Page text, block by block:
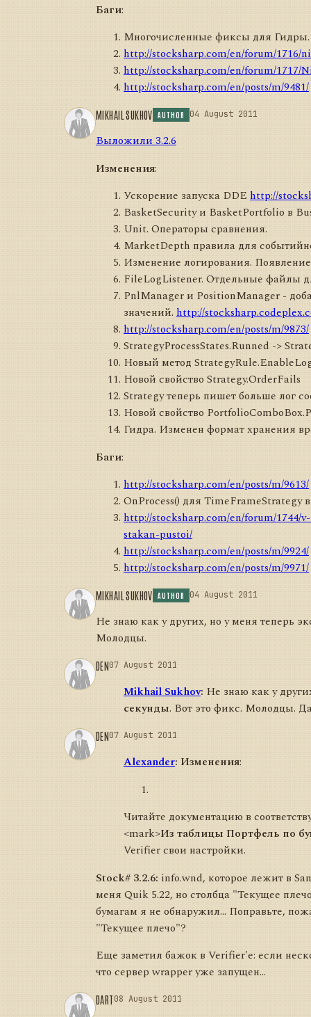
Баги:
Многочисленные фиксы для Гидры.
http://stocksharp.com/en/forum/1716/
http://stocksharp.com/en/forum/
http://stocksharp.com/en/posts/m/9481/
MIKHAIL SUKHOV AUTHOR 04 August 2011
Выложили 3.2.6
Изменения:
Ускорение запуска DDE http://
BasketSecurity и BasketPortfolio в
Unit. Операторы сравнения.
MarketDepth правила для
Изменение логирования.
FileLogListener. Отдельные файлы
PnlManager и PositionManager -
значений. http://
http://stocksharp.com/en/posts/m/9873/
StrategyProcessStates.Runned ->
Новый метод
Новой свойство Strategy.OrderFails
Strategy теперь пишет больше лог
Новой свойство
Гидра. Изменен формат хранения
Баги:
http://stocksharp.com/en/posts/m/9613/
OnProcess() для TimeFrameStrategy
http://stocksharp.com/en/forum/
stakan-pustoi/
http://stocksharp.com/en/posts/m/9924/
http://stocksharp.com/en/posts/m/9971/
MIKHAIL SUKHOV AUTHOR 04 August 2011
Не знаю как у других, но у меня теперь
Молодцы.
DEN07 August 2011
Mikhail Sukhov: Не знаю как у
секунды. Вот это фикс. Молодцы.
DEN07 August 2011
Alexander: Изменения:
Читайте документацию в
<mark>Из таблицы Портфель по
Verifier свои настройки.
Stock# 3.2.6: info.wnd, которое лежит в
меня Quik 5.22, но столбца "Текущее
бумагам я не обнаружил... Поправьте,
"Текущее плечо"?
Еще заметил бажок в Verifier'e: если
что сервер wrapper уже запущен...
DART08 August 2011